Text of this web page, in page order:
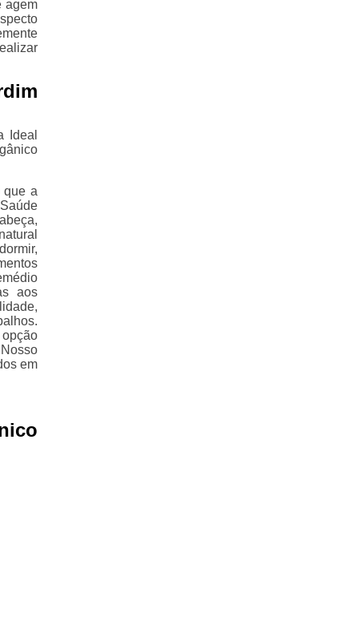
agem
Ideal
que a
aos
em